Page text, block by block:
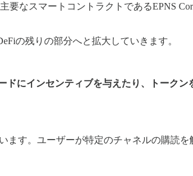
要なスマートコントラクトであるEPNS
の残りの部分へと拡大していきます。
にインセンティブを与えたり、トーク
す。ユーザーが特定のチャネルの購読